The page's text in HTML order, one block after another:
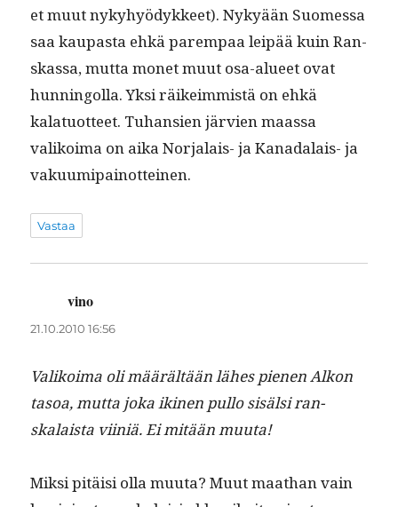
et muut nyky­hyödyk­keet). Nykyään Suomes­sa
saa kau­pas­ta ehkä parem­paa leipää kuin Ran­
skas­sa, mut­ta mon­et muut osa-alueet ovat
hun­ningol­la. Yksi räikeim­mistä on ehkä
kalatuot­teet. Tuhan­sien järvien maas­sa
valikoima on aika Nor­jalais- ja Kanadalais- ja
vakuumipainotteinen.
Vastaa
vino
21.10.2010 16:56
Valikoima oli määrältään läh­es pienen Alkon
tasoa, mut­ta joka iki­nen pul­lo sisäl­si ran­
skalaista viiniä. Ei mitään muuta!
Mik­si pitäisi olla muu­ta? Muut maathan vain